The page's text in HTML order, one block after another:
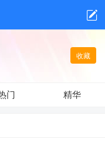
收藏
门 精华